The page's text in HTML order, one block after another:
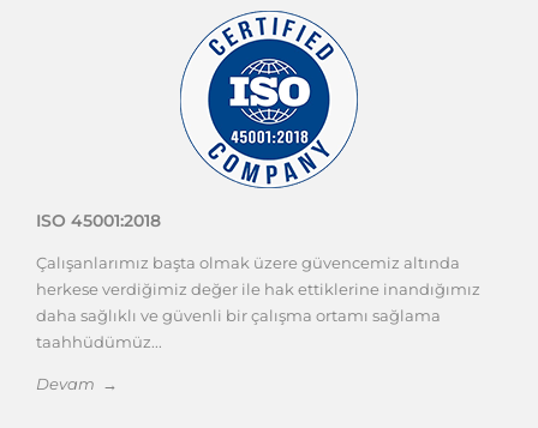
ISO 45001:2018
Çalışanlarımız başta olmak üzere güvencemiz altında
herkese verdiğimiz değer ile hak ettiklerine inandığımız
daha sağlıklı ve güvenli bir çalışma ortamı sağlama
taahhüdümüz...
Devam →